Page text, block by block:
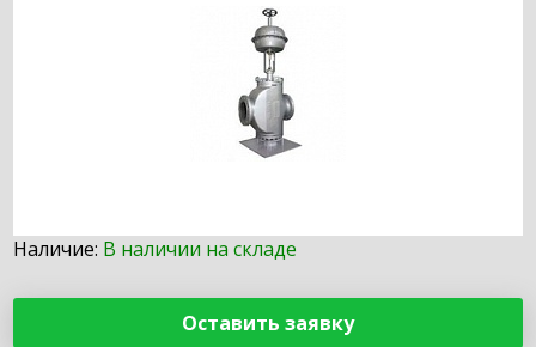
Наличие: В наличии на складе
Оставить заявку